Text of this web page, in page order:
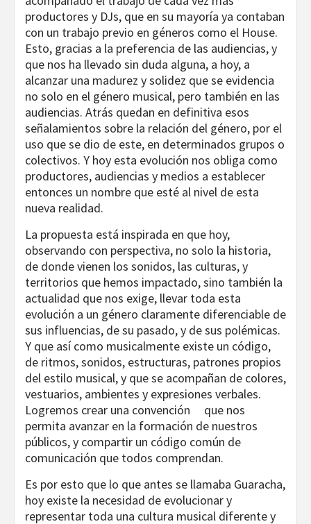
productores y DJs, que en su mayoría ya contaban
con un trabajo previo en géneros como el House.
Esto, gracias a la preferencia de las audiencias, y
que nos ha llevado sin duda alguna, a hoy, a
alcanzar una madurez y solidez que se evidencia
no solo en el género musical, pero también en las
audiencias. Atrás quedan en definitiva esos
señalamientos sobre la relación del género, por el
uso que se dio de este, en determinados grupos o
colectivos. Y hoy esta evolución nos obliga como
productores, audiencias y medios a establecer
entonces un nombre que esté al nivel de esta
nueva realidad.
La propuesta está inspirada en que hoy,
observando con perspectiva, no solo la historia,
de donde vienen los sonidos, las culturas, y
territorios que hemos impactado, sino también la
actualidad que nos exige, llevar toda esta
evolución a un género claramente diferenciable de
sus influencias, de su pasado, y de sus polémicas.
Y que así como musicalmente existe un código,
de ritmos, sonidos, estructuras, patrones propios
del estilo musical, y que se acompañan de colores,
vestuarios, ambientes y expresiones verbales.
Logremos crear una convención que nos
permita avanzar en la formación de nuestros
públicos, y compartir un código común de
comunicación que todos comprendan.
Es por esto que lo que antes se llamaba Guaracha,
hoy existe la necesidad de evolucionar y
representar toda una cultura musical diferente y